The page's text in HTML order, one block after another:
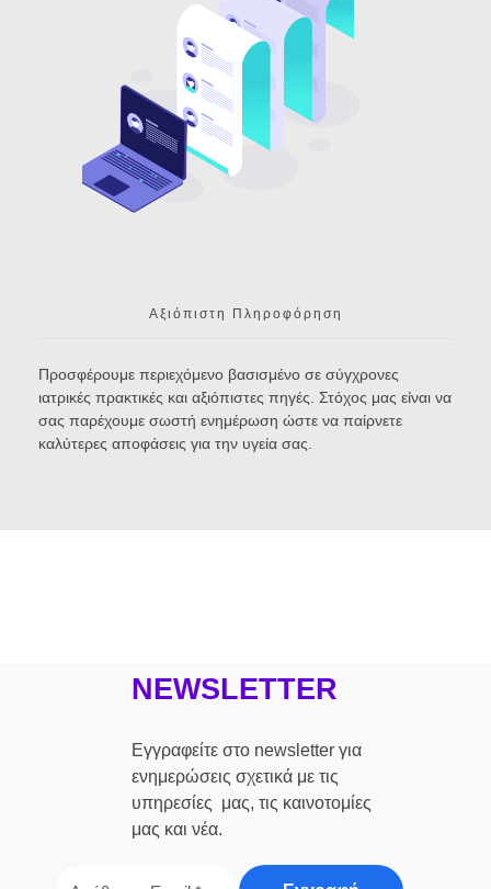
Αξιόπιστη Πληροφόρηση
Προσφέρουμε περιεχόμενο βασισμένο σε σύγχρονες
ιατρικές πρακτικές και αξιόπιστες πηγές. Στόχος μας είναι να
σας παρέχουμε σωστή ενημέρωση ώστε να παίρνετε
καλύτερες αποφάσεις για την υγεία σας.
NEWSLETTER
Εγγραφείτε στο newsletter για
ενημερώσεις σχετικά με τις
υπηρεσίες μας, τις καινοτομίες
μας και νέα.